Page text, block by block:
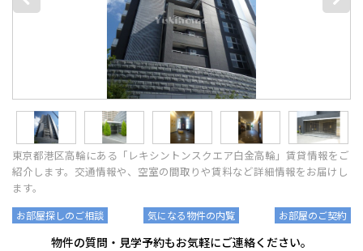
東京都港区高輪にある「レキシントンスクエア白金高輪」賃貸情報をご
紹介します。交通情報や、空室の間取りや賃料など詳細情報をお届けし
ます。
お部屋探しのご相談 気になる物件の内覧 お部屋のご契約
物件の質問・見学予約もお気軽にご連絡ください。